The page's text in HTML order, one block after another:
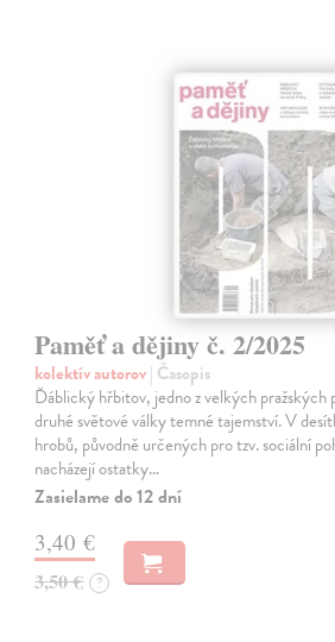
Paměť a dějiny č. 2/2025
kolektív autorov| Časopis
Ďáblický hřbitov, jedno z velkých pražských
druhé světové války temné tajemství. V
hrobů, původně určených pro tzv. sociální
nacházejí ostatky…
Zasielame do 12 dní
3,40 €
3,50 € ?